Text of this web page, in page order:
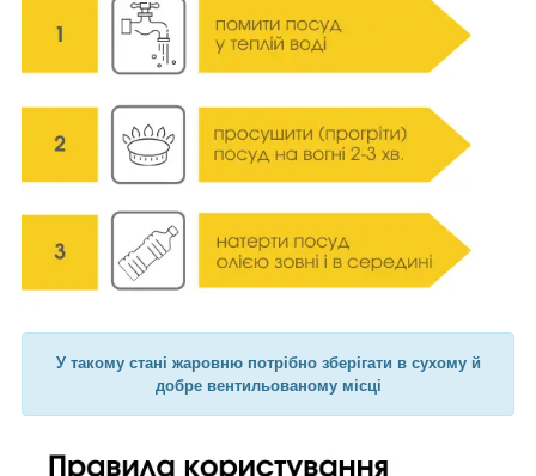
У такому стані жаровню потрібно зберігати в сухому й
добре вентильованому місці